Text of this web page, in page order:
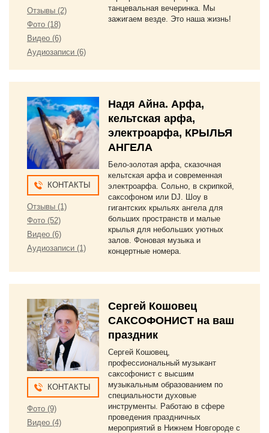
Отзывы (2)
Фото (18)
Видео (6)
Аудиозаписи (6)
танцевальная вечеринка. Мы
зажигаем везде. Это наша жизнь!
КОНТАКТЫ
Отзывы (1)
Фото (52)
Видео (6)
Аудиозаписи (1)
Надя Айна. Арфа,
кельтская арфа,
электроарфа, КРЫЛЬЯ
АНГЕЛА
Бело-золотая арфа, сказочная
кельтская арфа и современная
электроарфа. Сольно, в скрипкой,
саксофоном или DJ. Шоу в
гигантских крыльях ангела для
больших пространств и малые
крылья для небольших уютных
залов. Фоновая музыка и
концертные номера.
КОНТАКТЫ
Фото (9)
Видео (4)
Сергей Кошовец
САКСОФОНИСТ на ваш
праздник
Сергей Кошовец,
профессиональный музыкант
саксофонист с высшим
музыкальным образованием по
специальности духовые
инструменты. Работаю в сфере
проведения праздничных
мероприятий в Нижнем Новгороде с